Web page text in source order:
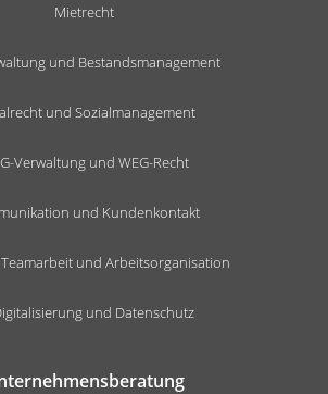
Mietrecht
und Bestandsmanagement
und Sozialmanagement
Verwaltung und WEG-Recht
und Kundenkontakt
und Arbeitsorganisation
und Datenschutz